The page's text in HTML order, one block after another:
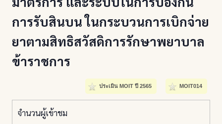
การรับสินบน ในกระบวนการเบิกจ่าย
ยาตามสิทธิสวัสดิการรักษาพยาบาล
ข้าราชการ
MOIT014
ประเมิน MOIT ปี 2565
จำนวนผู้เข้าชม